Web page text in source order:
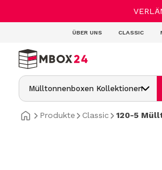
ÜBER UNS CLASSIC
Mülltonnenboxen Kollektionen
MBOX Classic mit Deckel
Produkte Classic 120-5